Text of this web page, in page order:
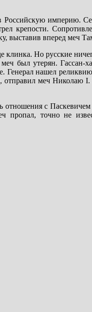
Российскую империю.
крепости.
выставив вперед меч
клинка. Но русские
был утерян. Гассан-
Генерал нашел
отправил меч Николаю
отношения с
пропал, точно не